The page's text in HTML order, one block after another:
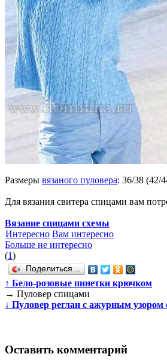
Размеры вязаного пуловера: 36/38 (42/
Для вязания свитера спицами вам
Вязание спицами схемы
Интересно Вам интересно
Больше не интересно
(1)
Поделиться…
↑ Бело-розовые пинетки крючком
→ Пуловер спицами
↓ Пуловер реглан с ажурным узором
Оставить комментарий